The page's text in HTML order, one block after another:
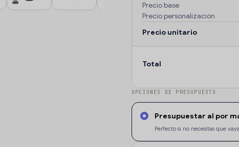
Precio base
Precio personalización
Precio unitario
Total
OPCIONES DE PRESUPUESTO
Presupuestar al por
Perfecto si no necesitas que